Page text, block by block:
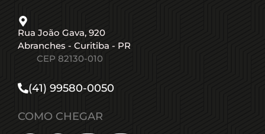
Rua João Gava, 920
Abranches - Curitiba - PR
CEP 82130-010​
(41) 99580-0050
COMO CHEGAR